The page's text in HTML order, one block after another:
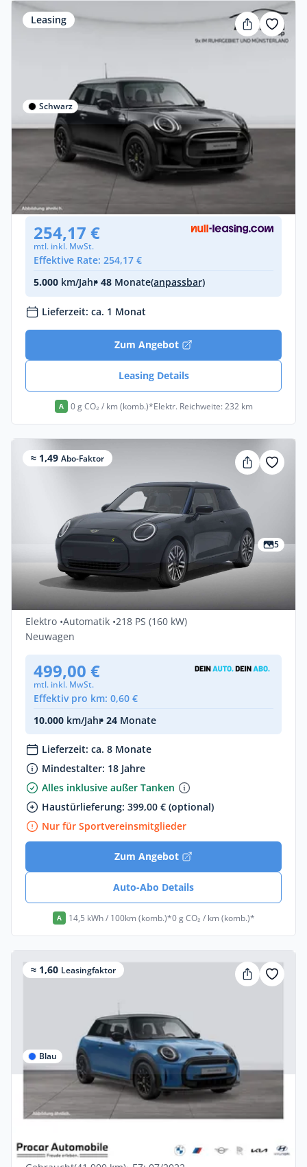
Leasing
Schwarz
Privat & Gewerbe
MINI Cooper SE
Elektro •
102 PS (75 kW)
Gebraucht
(25.591 km)
254,17 €
mtl. inkl. MwSt.
Effektive Rate: 254,17 €
5.000 km/Jahr• 48 Monate(anpassbar)
Lieferzeit: ca. 1 Monat
Zum Angebot
Leasing Details
A 0 g CO₂ / km (komb.)*Elektr. Reichweite: 232 km
≈ 1,49 Abo-Faktor
5
Privat & Gewerbe
MINI Cooper SE Classic Trim
Elektro •Automatik •218 PS (160 kW)
Neuwagen
499,00 €
mtl. inkl. MwSt.
Effektiv pro km: 0,60 €
10.000 km/Jahr• 24 Monate
Lieferzeit: ca. 8 Monate
Mindestalter: 18 Jahre
Alles inklusive außer Tanken
Haustürlieferung: 399,00 € (optional)
Nur für Sportvereinsmitglieder
Zum Angebot
Auto-Abo Details
A 14,5 kWh / 100km (komb.)*0 g CO₂ / km (komb.)*
≈ 1,60 Leasingfaktor
Blau
Privat & Gewerbe
MINI Cooper SE Classic
Elektro •Automatik •
102 PS (75 kW)